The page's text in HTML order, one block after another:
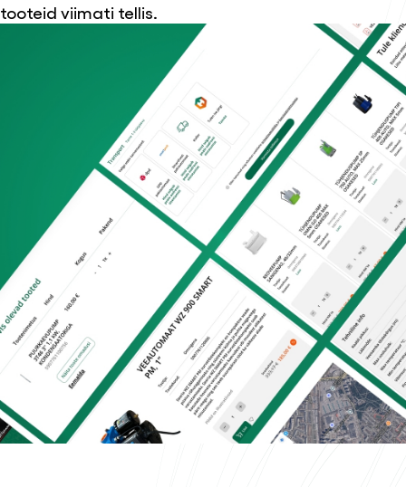
tooteid viimati tellis.